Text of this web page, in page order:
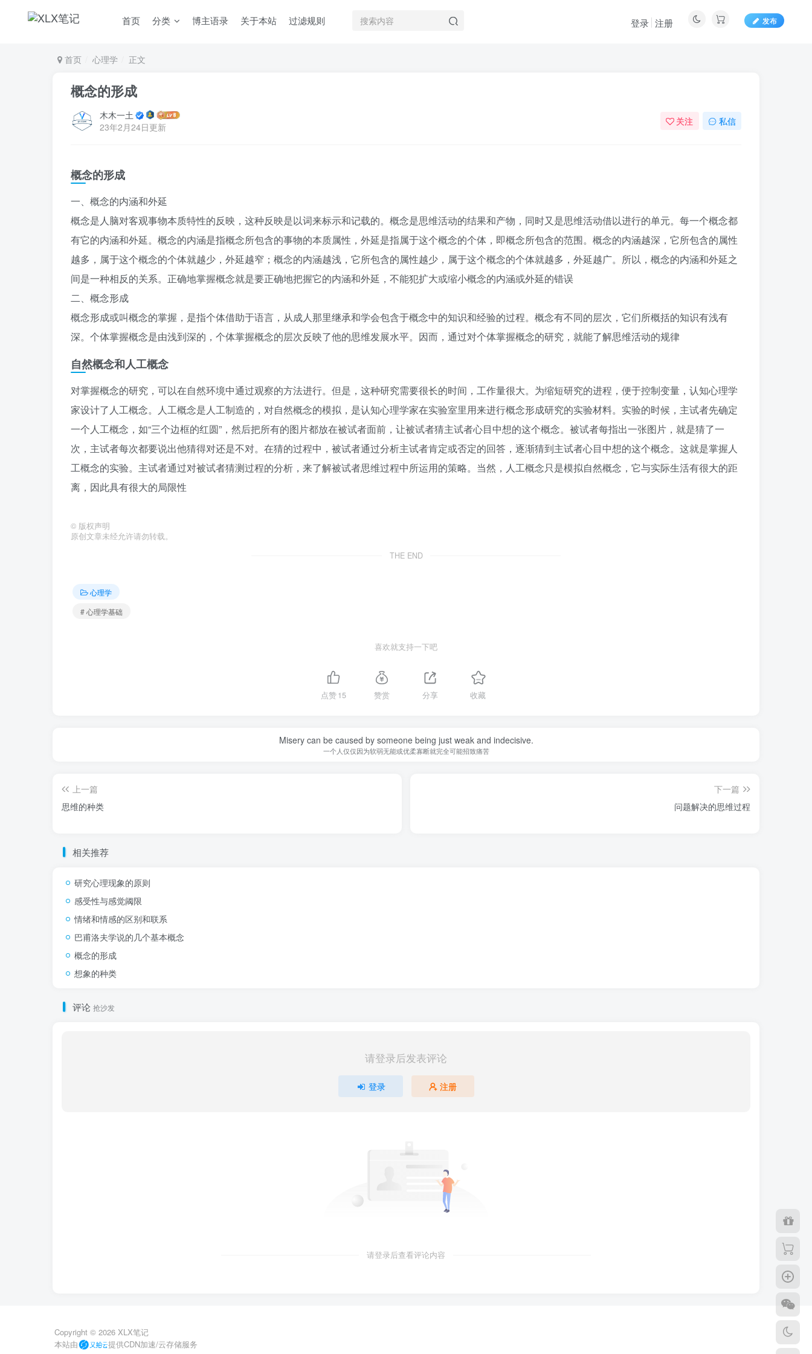
首页 分类 博主语录 关于本站 过滤规则 发布
登录 注册
首页 心理学 正文
概念的形成
木木一土
23年2月24日更新
关注 私信
概念的形成
一、概念的内涵和外延
概念是人脑对客观事物本质特性的反映，这种反映是以词来标示和记载的。概念是思维活动的结果和产物，同时又是思维活动借以进行的单元。每一个概念都
有它的内涵和外延。概念的内涵是指概念所包含的事物的本质属性，外延是指属于这个概念的个体，即概念所包含的范围。概念的内涵越深，它所包含的属性
越多，属于这个概念的个体就越少，外延越窄；概念的内涵越浅，它所包含的属性越少，属于这个概念的个体就越多，外延越广。所以，概念的内涵和外延之
间是一种相反的关系。正确地掌握概念就是要正确地把握它的内涵和外延，不能犯扩大或缩小概念的内涵或外延的错误
二、概念形成
概念形成或叫概念的掌握，是指个体借助于语言，从成人那里继承和学会包含于概念中的知识和经验的过程。概念有不同的层次，它们所概括的知识有浅有
深。个体掌握概念是由浅到深的，个体掌握概念的层次反映了他的思维发展水平。因而，通过对个体掌握概念的研究，就能了解思维活动的规律
自然概念和人工概念
对掌握概念的研究，可以在自然环境中通过观察的方法进行。但是，这种研究需要很长的时间，工作量很大。为缩短研究的进程，便于控制变量，认知心理学
家设计了人工概念。人工概念是人工制造的，对自然概念的模拟，是认知心理学家在实验室里用来进行概念形成研究的实验材料。实验的时候，主试者先确定
一个人工概念，如“三个边框的红圆”，然后把所有的图片都放在被试者面前，让被试者猜主试者心目中想的这个概念。被试者每指出一张图片，就是猜了一
次，主试者每次都要说出他猜得对还是不对。在猜的过程中，被试者通过分析主试者肯定或否定的回答，逐渐猜到主试者心目中想的这个概念。这就是掌握人
工概念的实验。主试者通过对被试者猜测过程的分析，来了解被试者思维过程中所运用的策略。当然，人工概念只是模拟自然概念，它与实际生活有很大的距
离，因此具有很大的局限性
© 版权声明
原创文章未经允许请勿转载。
THE END
心理学
# 心理学基础
喜欢就支持一下吧
点赞15 赞赏 分享 收藏
Misery can be caused by someone being just weak and indecisive.
一个人仅仅因为软弱无能或优柔寡断就完全可能招致痛苦
上一篇
思维的种类
下一篇
问题解决的思维过程
相关推荐
研究心理现象的原则
感受性与感觉阈限
情绪和情感的区别和联系
巴甫洛夫学说的几个基本概念
概念的形成
想象的种类
评论 抢沙发
请登录后发表评论
登录 注册
请登录后查看评论内容
Copyright © 2026 XLX笔记
本站由
提供CDN加速/云存储服务